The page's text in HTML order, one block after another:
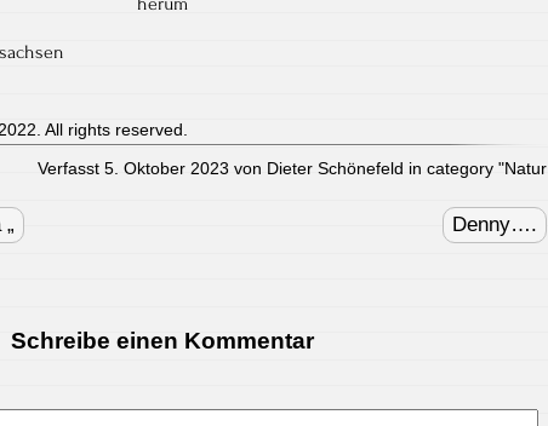
All rights reserved.
Verfasst 5. Oktober 2023 von Dieter Schönefeld in category "Natur
Denny….
Schreibe einen Kommentar